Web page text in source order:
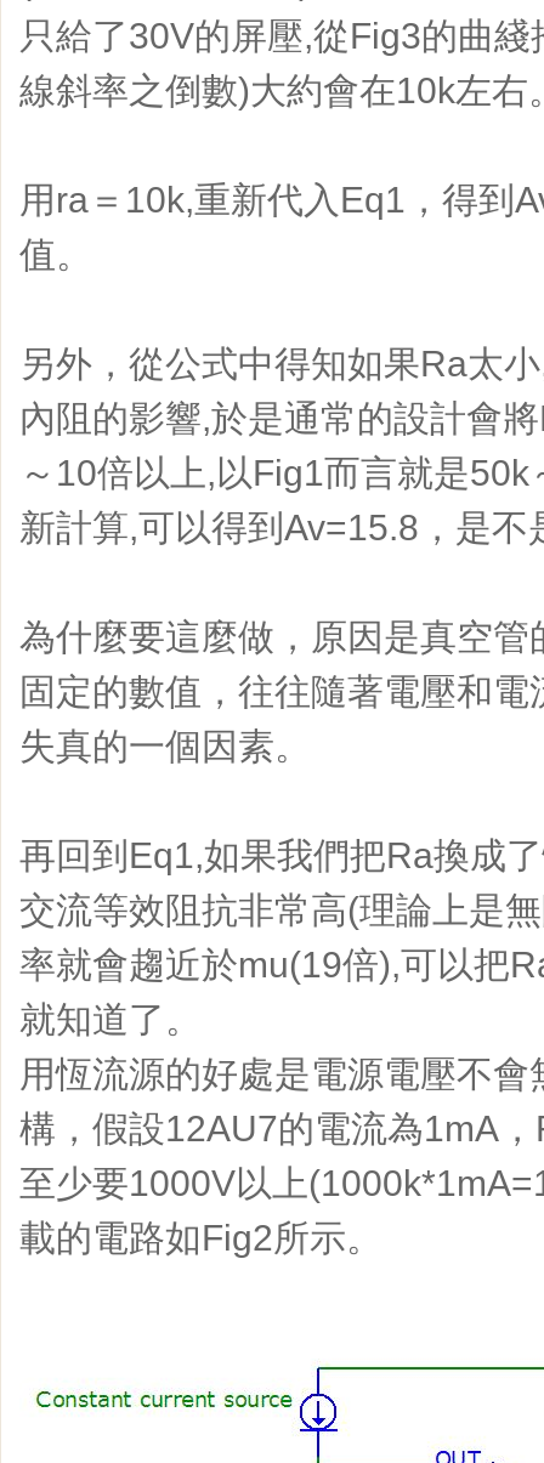
只給了30V的屏壓,從Fig3的曲
線斜率之倒數)大約會在10k左右
用ra＝10k,重新代入Eq1，得到
值。
另外，從公式中得知如果Ra太
內阻的影響,於是通常的設計會
～10倍以上,以Fig1而言就是
新計算,可以得到Av=15.8，是不
為什麼要這麼做，原因是真空
固定的數值，往往隨著電壓和
失真的一個因素。
再回到Eq1,如果我們把Ra換成
交流等效阻抗非常高(理論上是
率就會趨近於mu(19倍),可以把
就知道了。
用恆流源的好處是電源電壓不
構，假設12AU7的電流為1mA
至少要1000V以上
載的電路如Fig2所示。